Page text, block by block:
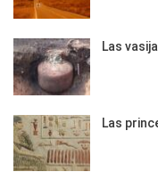
Las
Las